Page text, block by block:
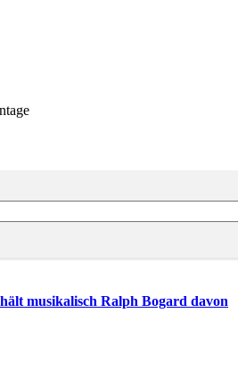
musikalisch Ralph Bogard davon